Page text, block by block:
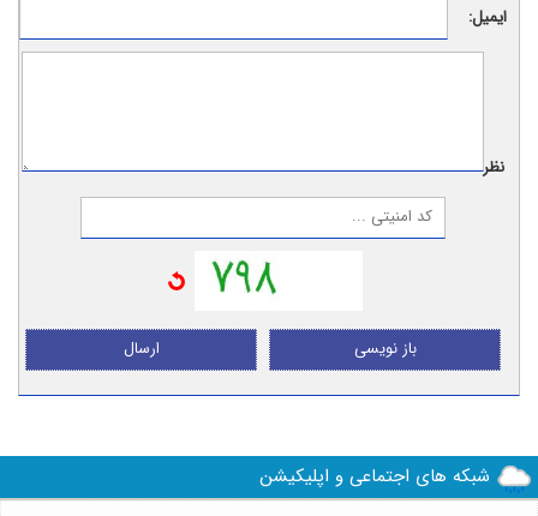
ایمیل:
نظر:
ارسال باز نویسی
شبکه های اجتماعی و اپلیکیشن